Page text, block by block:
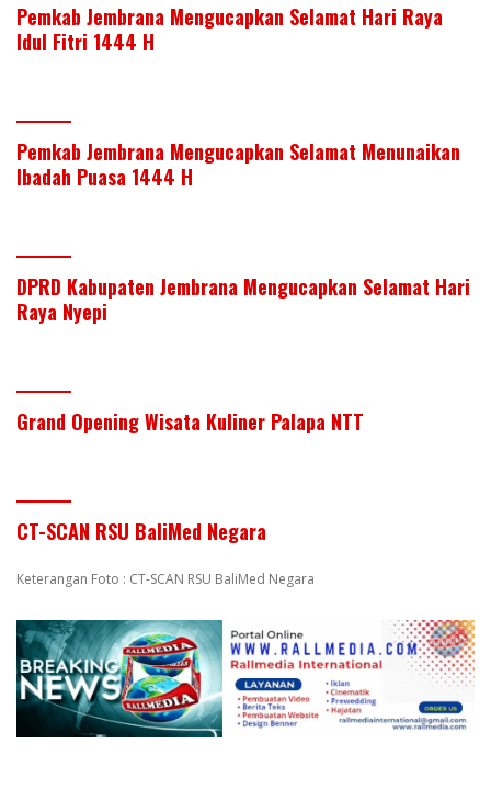
Pemkab Jembrana Mengucapkan Selamat Hari Raya
Idul Fitri 1444 H
Pemkab Jembrana Mengucapkan Selamat Menunaikan
Ibadah Puasa 1444 H
DPRD Kabupaten Jembrana Mengucapkan Selamat Hari
Raya Nyepi
Grand Opening Wisata Kuliner Palapa NTT
CT-SCAN RSU BaliMed Negara
Keterangan Foto : CT-SCAN RSU BaliMed Negara